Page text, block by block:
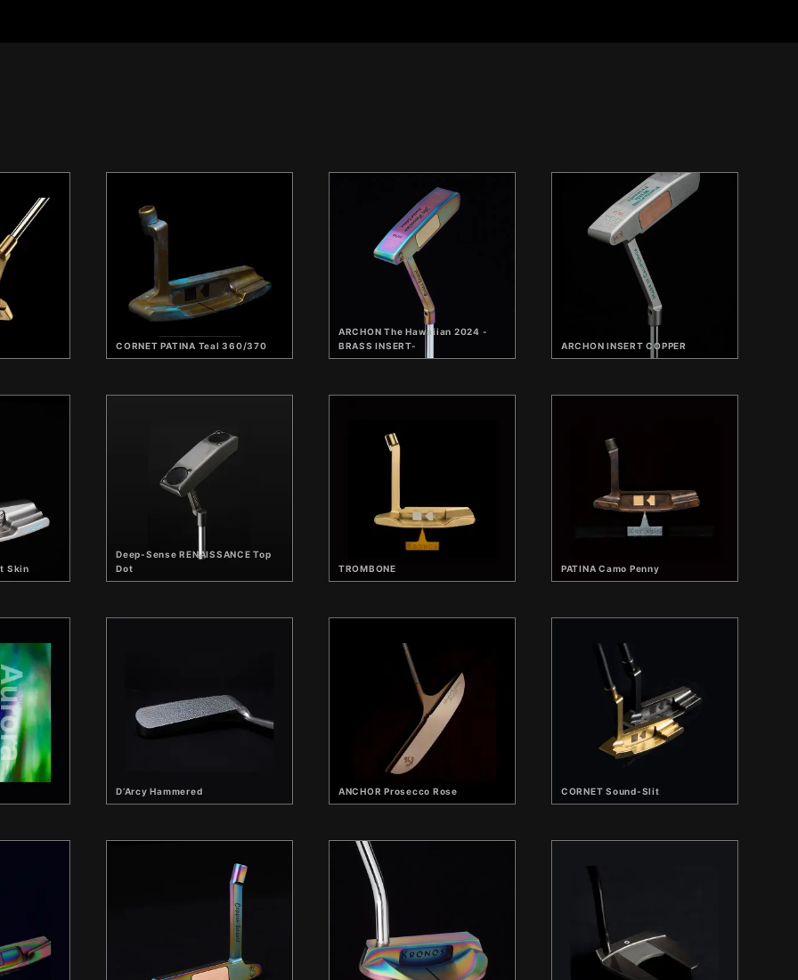
CORNET PATINA Teal 360/370
ARCHON The Hawaiian 2024 -
BRASS INSERT-
ARCHON INSERT COPPER
Skin
Deep-Sense RENAISSANCE Top
Dot
TROMBONE PATINA Camo Penny
D’Arcy Hammered ANCHOR Prosecco Rose CORNET Sound-Slit